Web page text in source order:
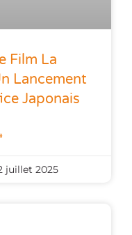
Film La
Lancement
Japonais
juillet 2025